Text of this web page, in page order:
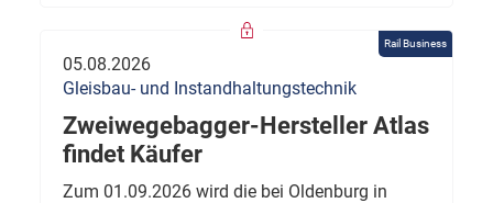
Rail Business
05.08.2026
Gleisbau- und Instandhaltungstechnik
Zweiwegebagger-Hersteller Atlas
findet Käufer
Zum 01.09.2026 wird die bei Oldenburg in